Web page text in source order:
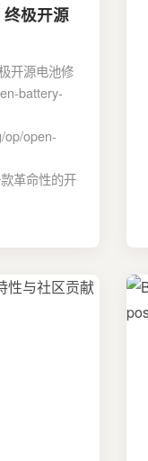
极开源
开源电池修
battery-
op/open-
革命性的开